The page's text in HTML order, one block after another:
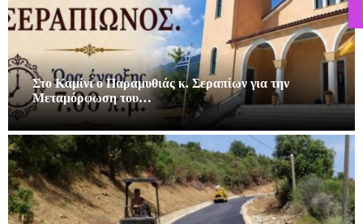
Στο Καμίνι ο Παραμυθιάς κ. Σεραπίων για την
Μεταμόρφωση του…